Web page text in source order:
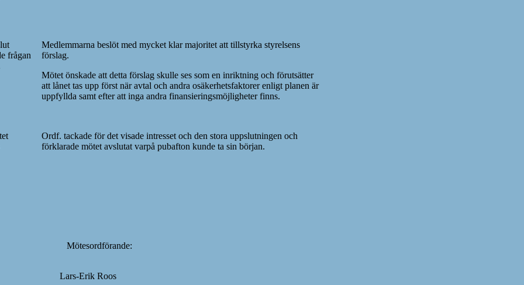
frågan
Medlemmarna beslöt med mycket klar majoritet att tillstyrka styrelsens
förslag.
Mötet önskade att detta förslag skulle ses som en inriktning och förutsätter
att lånet tas upp först när avtal och andra osäkerhetsfaktorer enligt planen är
uppfyllda samt efter att inga andra finansieringsmöjligheter finns.
Ordf. tackade för det visade intresset och den stora uppslutningen och
förklarade mötet avslutat varpå pubafton kunde ta sin början.
Erik Roos